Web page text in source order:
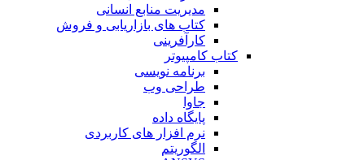
مدیریت منابع انسانی
کتاب های بازاریابی و فروش
کارآفرینی
کتاب کامپیوتر
برنامه نویسی
طراحی وب
جاوا
پایگاه داده
نرم افزار های کاربردی
الگوریتم